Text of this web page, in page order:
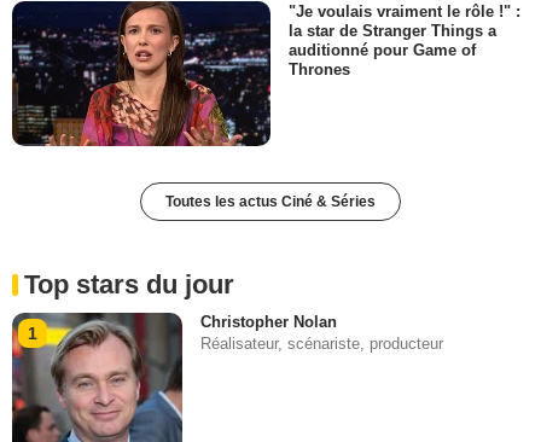
"Je voulais vraiment le rôle !" :
la star de Stranger Things a
auditionné pour Game of
Thrones
Toutes les actus Ciné & Séries
Top stars du jour
1
Christopher Nolan
Réalisateur, scénariste, producteur